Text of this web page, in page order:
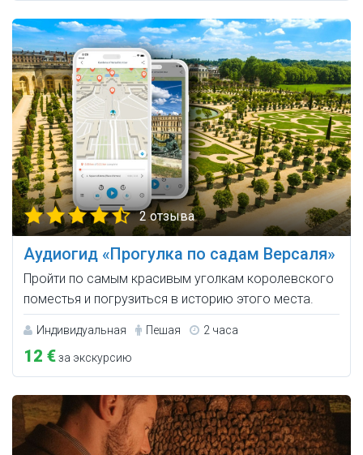
2 отзыва
Аудиогид «Прогулка по садам Версаля»
Пройти по самым красивым уголкам королевского
поместья и погрузиться в историю этого места.
Индивидуальная Пешая 2 часа
12 €за экскурсию